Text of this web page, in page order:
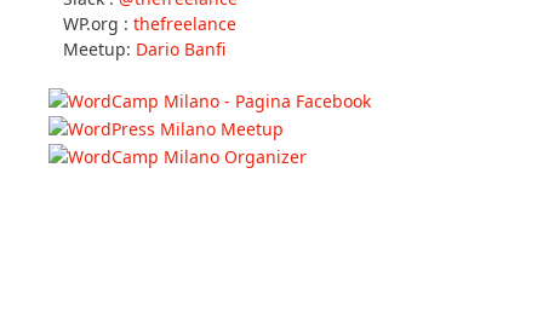
In WP Community
Slack :@thefreelance
Meetup:Dario Banfi